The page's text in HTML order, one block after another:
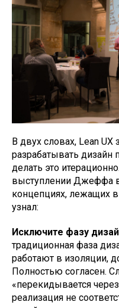
В двух словах, Lean
разрабатывать дизайн
делать это
выступлении Джеффа
концепциях, лежащих в
узнал:
Исключите фазу
традиционная фаза
работают в изоляции,
Полностью согласен.
«перекидывается
реализация не